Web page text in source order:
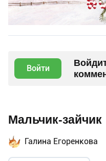
Войти
Мальчик-зайчик
Галина Егоренкова